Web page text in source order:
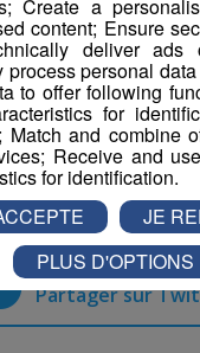
Partager sur
Partager sur
Create a
content; Ensure
deliver ads
process personal
to offer following
for
Match and combine
Receive and
for identification.
JE
PLUS D'OPTIONS